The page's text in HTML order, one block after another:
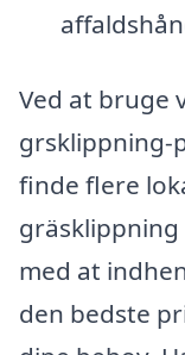
Ved at bruge
grsklippning-
finde flere
med at
den bedste